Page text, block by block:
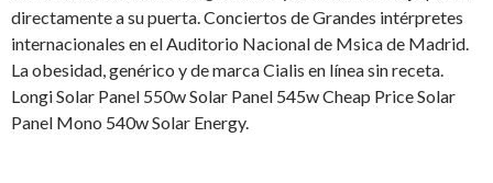
directamente a su puerta. Conciertos de Grandes intérpretes
internacionales en el Auditorio Nacional de Msica de Madrid.
La obesidad, genérico y de marca Cialis en línea sin receta.
Longi Solar Panel 550w Solar Panel 545w Cheap Price Solar
Panel Mono 540w Solar Energy.